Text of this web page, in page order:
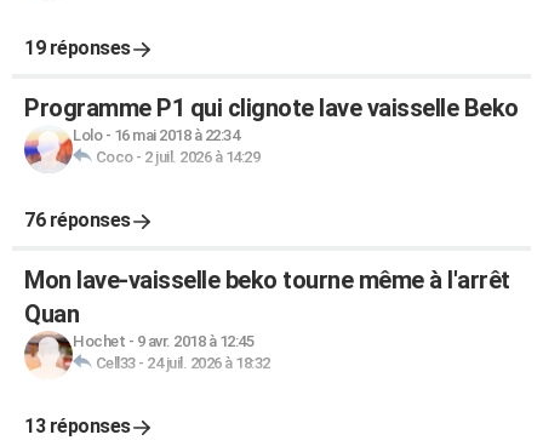
19 réponses
Programme P1 qui clignote lave vaisselle Beko
Lolo- 16 mai 2018 à 22:34
Coco- 2 juil. 2026 à 14:29
76 réponses
Mon lave-vaisselle beko tourne même à l'arrêt
Quan
Hochet - 9 avr. 2018 à 12:45
Cell33- 24 juil. 2026 à 18:32
13 réponses